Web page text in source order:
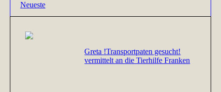
Neueste
Greta !Transportpaten gesucht!
vermittelt an die Tierhilfe Franken